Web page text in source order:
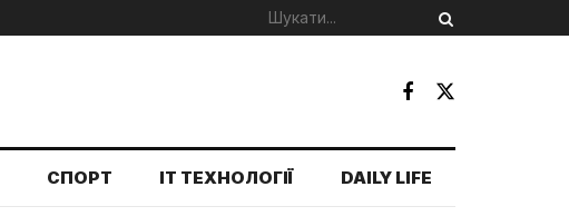
СПОРТ IT ТЕХНОЛОГІЇ DAILY LIFE